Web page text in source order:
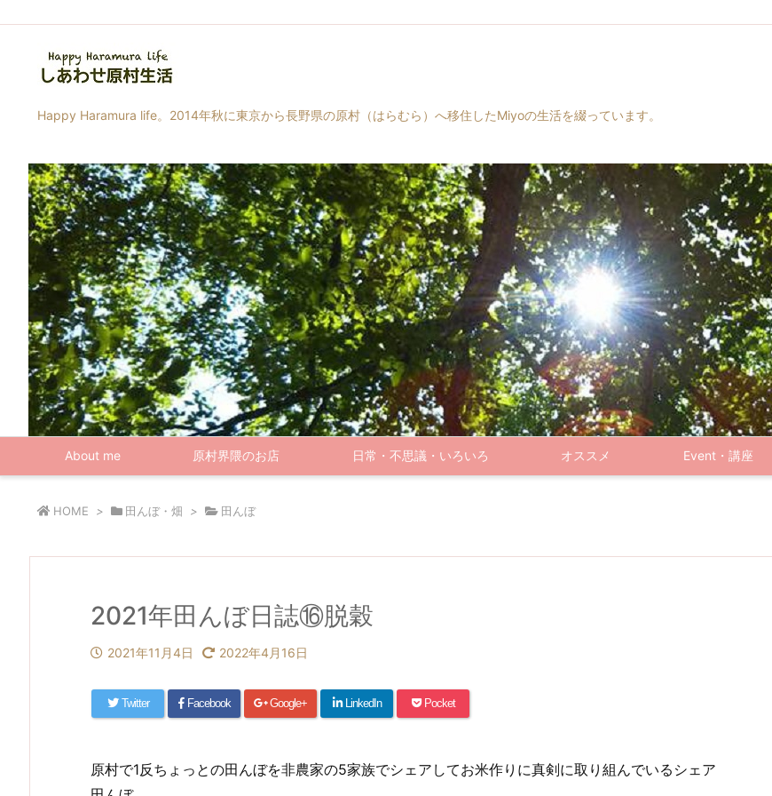
Happy Haramura life。2014年秋に東京から長野県の原村（はらむら）へ移住したMiyoの生活を綴っています。
About me 原村界隈のお店 日常・不思議・いろいろ オススメ Event・講座
HOME > 田んぼ・畑 > 田んぼ
2021年田んぼ日誌⑯脱穀
2021年11月4日 2022年4月16日
Twitter Facebook Google+ LinkedIn Pocket
原村で1反ちょっとの田んぼを非農家の5家族でシェアしてお米作りに真剣に取り組んでいるシェア